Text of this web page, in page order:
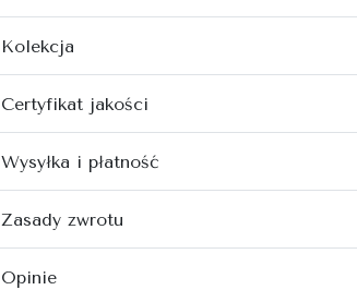
Kolekcja
Certyfikat jakości
Wysyłka i płatność
Zasady zwrotu
Opinie